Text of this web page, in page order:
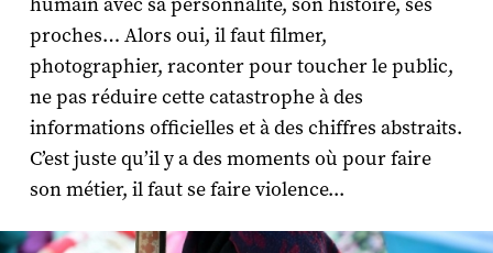
humain avec sa personnalité, son histoire, ses
proches… Alors oui, il faut filmer,
photographier, raconter pour toucher le public,
ne pas réduire cette catastrophe à des
informations officielles et à des chiffres abstraits.
C’est juste qu’il y a des moments où pour faire
son métier, il faut se faire violence...